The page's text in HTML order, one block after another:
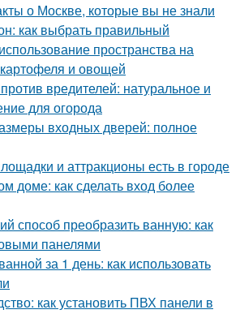
о Москве, которые вы не знали
как выбрать правильный
пространства на
и овощей
вредителей: натуральное и
для огорода
входных дверей: полное
и аттракционы есть в городе
доме: как сделать вход более
способ преобразить ванную: как
панелями
за 1 день: как использовать
как установить ПВХ панели в